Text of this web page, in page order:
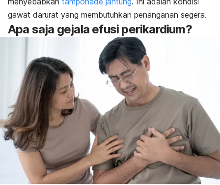
gawat darurat yang membutuhkan penanganan segera.
Apa saja gejala efusi perikardium?